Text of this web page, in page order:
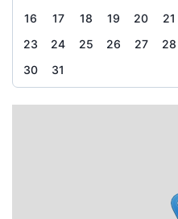
16
17 18 19 20 21
23
24 25 26 27 28
30
31